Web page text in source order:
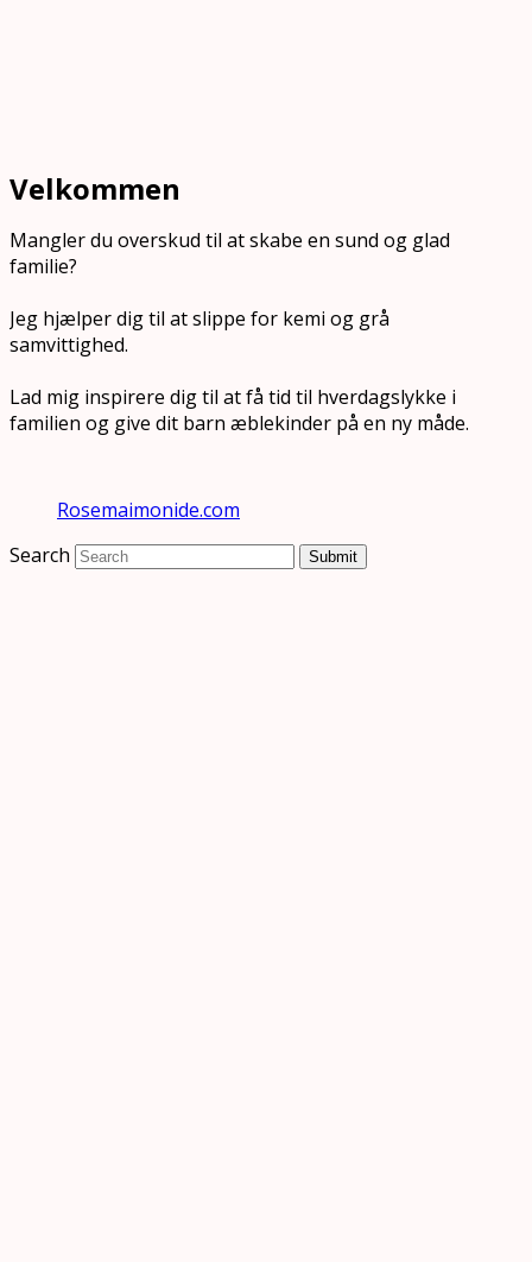
Velkommen
Mangler du overskud til at skabe en sund og glad
familie?
Jeg hjælper dig til at slippe for kemi og grå
samvittighed.
Lad mig inspirere dig til at få tid til hverdagslykke i
familien og give dit barn æblekinder på en ny måde.
Rosemaimonide.com
Search
Submit